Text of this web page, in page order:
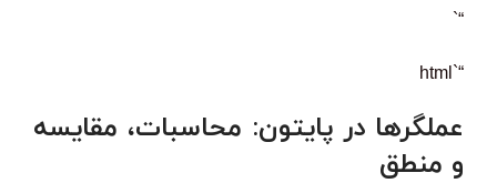
“`
“`html
عملگرها در پایتون: محاسبات، مقایسه
و منطق